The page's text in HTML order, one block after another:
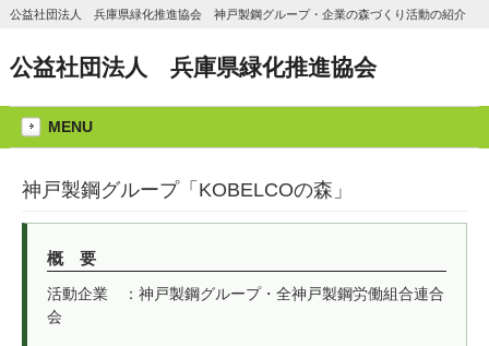
公益社団法人 兵庫県緑化推進協会 神戸製鋼グループ・企業の森づくり活動の紹介
公益社団法人 兵庫県緑化推進協会
MENU
神戸製鋼グループ「KOBELCOの森」
概 要
活動企業 ：神戸製鋼グループ・全神戸製鋼労働組合連合
会